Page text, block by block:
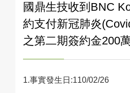
國鼎生技收到BNC
約支付新冠肺炎
之第二期簽約金200
1.事實發生日:110/02/26